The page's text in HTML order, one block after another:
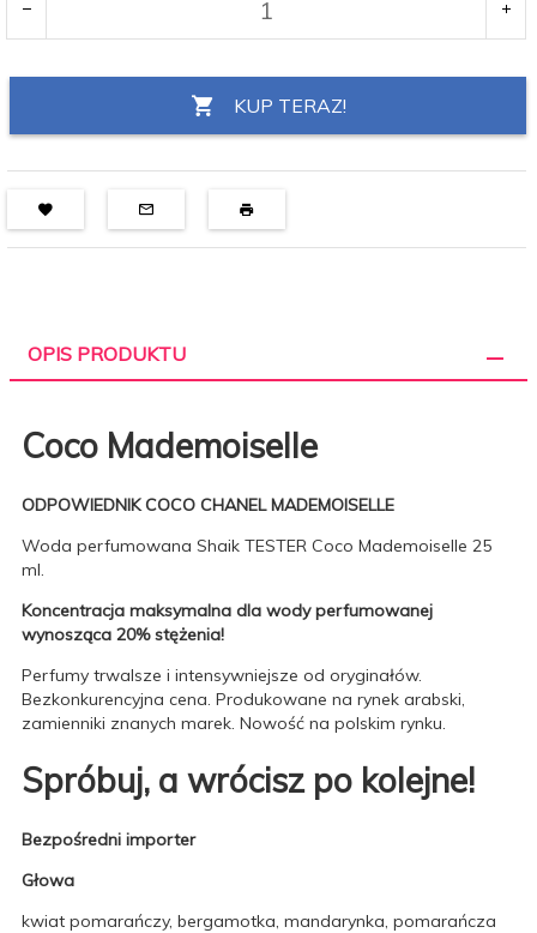
KUP TERAZ!
OPIS PRODUKTU
Coco Mademoiselle
ODPOWIEDNIK COCO CHANEL MADEMOISELLE
Woda perfumowana Shaik TESTER Coco Mademoiselle 25
ml.
Koncentracja maksymalna dla wody perfumowanej
wynosząca 20% stężenia!
Perfumy trwalsze i intensywniejsze od oryginałów.
Bezkonkurencyjna cena. Produkowane na rynek arabski,
zamienniki znanych marek. Nowość na polskim rynku.
Spróbuj, a wrócisz po kolejne!
Bezpośredni importer
Głowa
kwiat pomarańczy, bergamotka, mandarynka, pomarańcza